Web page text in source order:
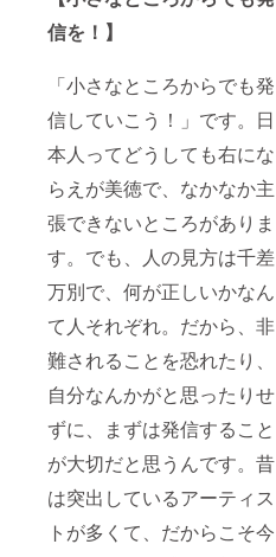
信を！】
「小さなところからでも発
信していこう！」です。日
本人ってどうしても右にな
らえが美徳で、なかなか主
張できないところがありま
す。でも、人の見方は千差
万別で、何が正しいかなん
て人それぞれ。だから、非
難されることを恐れたり、
自分なんかがと思ったりせ
ずに、まずは発信すること
が大切だと思うんです。昔
は突出しているアーティス
トが多くて、だからこそ今